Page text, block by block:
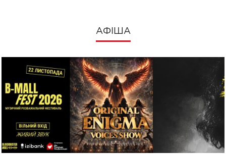
АФІША